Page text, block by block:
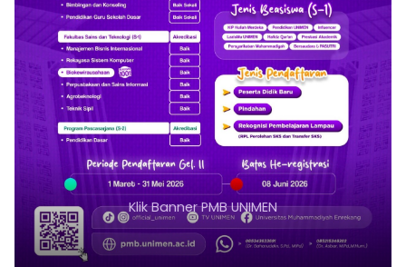
Klik Banner PMB UNIMEN